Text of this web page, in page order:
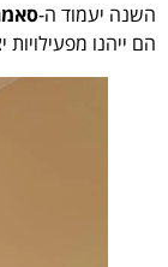
השנה יעמוד ה-
הם ייהנו